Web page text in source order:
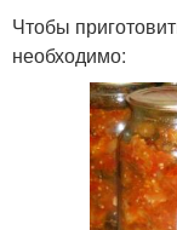
Чтобы
необходимо: